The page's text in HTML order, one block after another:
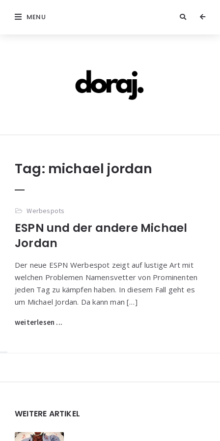
MENU
Tag: michael jordan
Werbespots
ESPN und der andere Michael
Jordan
Der neue ESPN Werbespot zeigt auf lustige Art mit
welchen Problemen Namensvetter von Prominenten
jeden Tag zu kämpfen haben. In diesem Fall geht es
um Michael Jordan. Da kann man […]
weiterlesen ...
WEITERE ARTIKEL